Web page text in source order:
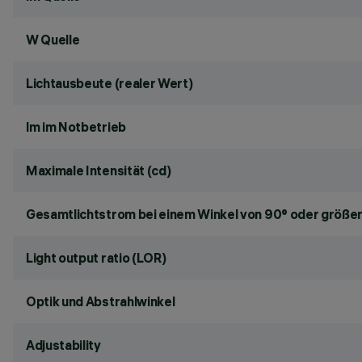
W Quelle
Lichtausbeute (realer Wert)
lm im Notbetrieb
Maximale Intensität (cd)
Gesamtlichtstrom bei einem Winkel von 90° oder
Light output ratio (LOR)
Optik und Abstrahlwinkel
Adjustability